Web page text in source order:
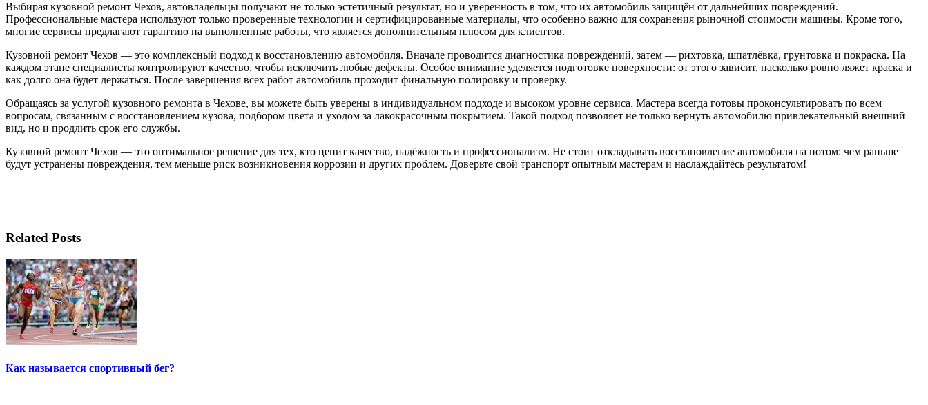
Выбирая кузовной ремонт Чехов, автовладельцы получают не только эстетичный результат, но и уверенность в том, что их автомобиль защищён от дальнейших повреждений.
Профессиональные мастера используют только проверенные технологии и сертифицированные материалы, что особенно важно для сохранения рыночной стоимости машины. Кроме того,
многие сервисы предлагают гарантию на выполненные работы, что является дополнительным плюсом для клиентов.
Кузовной ремонт Чехов — это комплексный подход к восстановлению автомобиля. Вначале проводится диагностика повреждений, затем — рихтовка, шпатлёвка, грунтовка и покраска. На
каждом этапе специалисты контролируют качество, чтобы исключить любые дефекты. Особое внимание уделяется подготовке поверхности: от этого зависит, насколько ровно ляжет краска и
как долго она будет держаться. После завершения всех работ автомобиль проходит финальную полировку и проверку.
Обращаясь за услугой кузовного ремонта в Чехове, вы можете быть уверены в индивидуальном подходе и высоком уровне сервиса. Мастера всегда готовы проконсультировать по всем
вопросам, связанным с восстановлением кузова, подбором цвета и уходом за лакокрасочным покрытием. Такой подход позволяет не только вернуть автомобилю привлекательный внешний
вид, но и продлить срок его службы.
Кузовной ремонт Чехов — это оптимальное решение для тех, кто ценит качество, надёжность и профессионализм. Не стоит откладывать восстановление автомобиля на потом: чем раньше
будут устранены повреждения, тем меньше риск возникновения коррозии и других проблем. Доверьте свой транспорт опытным мастерам и наслаждайтесь результатом!
Related Posts
Как называется спортивный бег?